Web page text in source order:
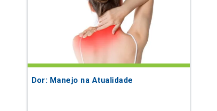
Dor: Manejo na Atualidade